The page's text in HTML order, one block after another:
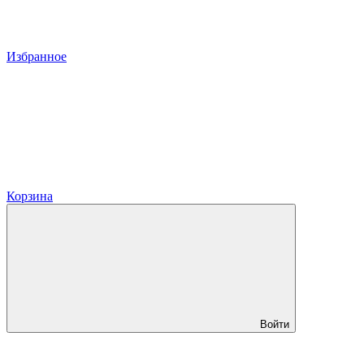
Избранное
Корзина
Войти